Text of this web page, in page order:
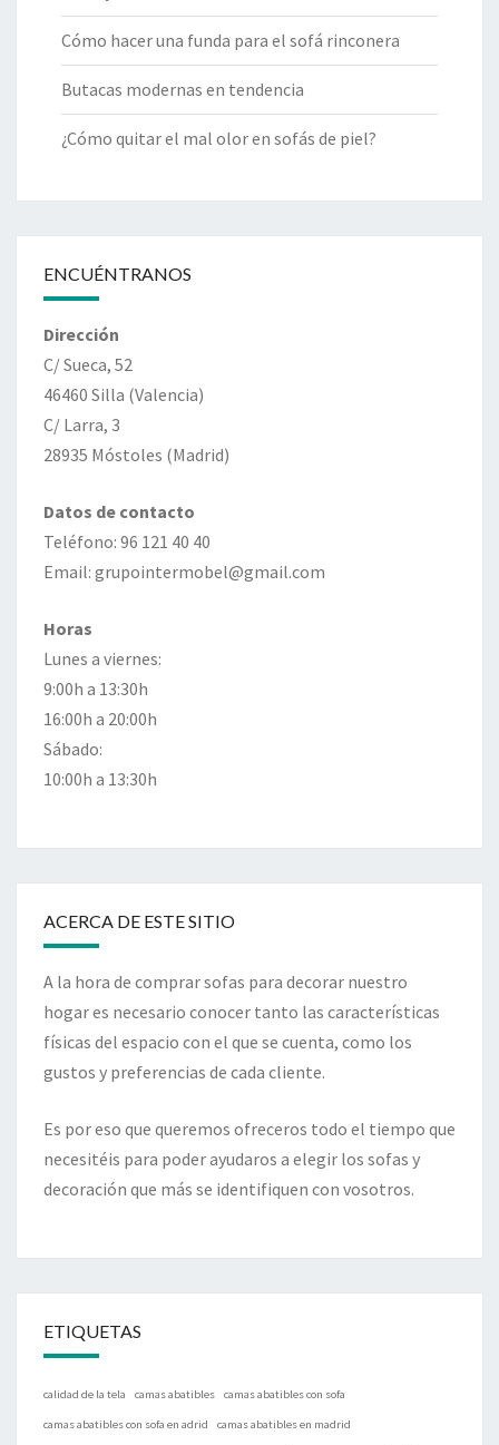
Cómo hacer una funda para el sofá rinconera
Butacas modernas en tendencia
¿Cómo quitar el mal olor en sofás de piel?
ENCUÉNTRANOS
Dirección
C/ Sueca, 52
46460 Silla (Valencia)
C/ Larra, 3
28935 Móstoles (Madrid)
Datos de contacto
Teléfono: 96 121 40 40
Email: grupointermobel@gmail.com
Horas
Lunes a viernes:
9:00h a 13:30h
16:00h a 20:00h
Sábado:
10:00h a 13:30h
ACERCA DE ESTE SITIO
A la hora de comprar sofas para decorar nuestro
hogar es necesario conocer tanto las características
físicas del espacio con el que se cuenta, como los
gustos y preferencias de cada cliente.
Es por eso que queremos ofreceros todo el tiempo que
necesitéis para poder ayudaros a elegir los sofas y
decoración que más se identifiquen con vosotros.
ETIQUETAS
calidad de la tela camas abatibles camas abatibles con sofa
camas abatibles con sofa en adrid camas abatibles en madrid